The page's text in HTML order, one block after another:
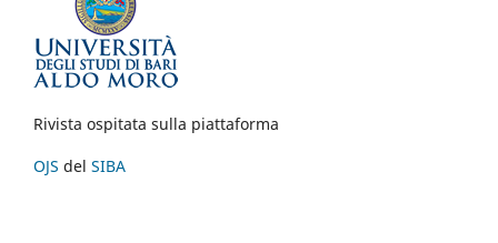
Rivista ospitata sulla piattaforma
OJS del SIBA